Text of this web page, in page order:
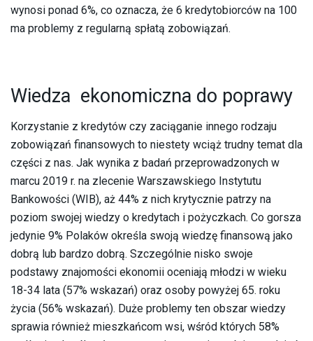
wynosi ponad 6%, co oznacza, że 6 kredytobiorców na 100
ma problemy z regularną spłatą zobowiązań.
Wiedza ekonomiczna do poprawy
Korzystanie z kredytów czy zaciąganie innego rodzaju
zobowiązań finansowych to niestety wciąż trudny temat dla
części z nas. Jak wynika z badań przeprowadzonych w
marcu 2019 r. na zlecenie Warszawskiego Instytutu
Bankowości (WIB), aż 44% z nich krytycznie patrzy na
poziom swojej wiedzy o kredytach i pożyczkach. Co gorsza
jedynie 9% Polaków określa swoją wiedzę finansową jako
dobrą lub bardzo dobrą. Szczególnie nisko swoje
podstawy znajomości ekonomii oceniają młodzi w wieku
18-34 lata (57% wskazań) oraz osoby powyżej 65. roku
życia (56% wskazań). Duże problemy ten obszar wiedzy
sprawia również mieszkańcom wsi, wśród których 58%